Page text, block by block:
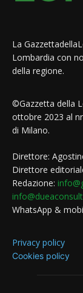
La
Lombardia con
della regione.
©Gazzetta della
ottobre 2023 al
di Milano.
Direttore:
Direttore
Redazione:
WhatsApp &
Privacy policy
Cookies policy